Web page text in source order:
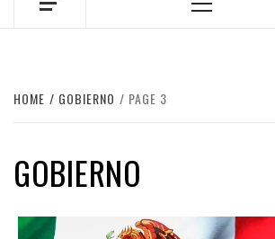
Menu
HOME GOBIERNO PAGE 3
GOBIERNO